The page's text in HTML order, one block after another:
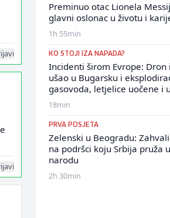
Preminuo otac Lionela
glavni oslonac u životu i
1h 55min
KO STOJI IZA NAPADA?
Incidenti širom Evrope: Dron
ušao u Bugarsku i
gasovoda, letjelice uočene i
18min
PRVA POSJETA
Zelenski u Beogradu:
na podršci koju Srbija pruža
narodu
2h 30min